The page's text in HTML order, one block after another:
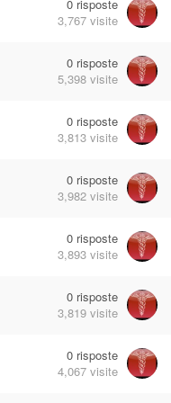
0 risposte
3,767 visite
0 risposte
5,398 visite
0 risposte
3,813 visite
0 risposte
3,982 visite
0 risposte
3,893 visite
0 risposte
3,819 visite
0 risposte
4,067 visite